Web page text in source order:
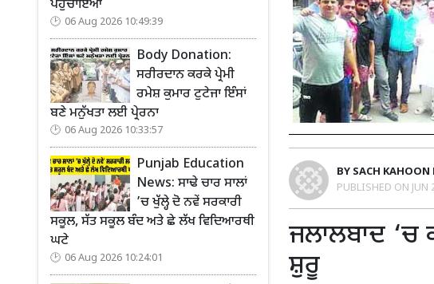
ਪਹੁੰਚਾਇਆ
06 Aug 2026 10:49:39
Body Donation:
ਸਰੀਰਦਾਨ ਕਰਕੇ ਪ੍ਰੇਮੀ
ਰਮੇਸ਼ ਕੁਮਾਰ ਟੁਟੇਜਾ ਇੰਸਾਂ
ਬਣੇ ਮਨੁੱਖਤਾ ਲਈ ਪ੍ਰੇਰਨਾ
06 Aug 2026 10:33:57
Punjab Education
News: ਸਾਢੇ ਚਾਰ ਸਾਲਾਂ
’ਚ ਖੁੱਲ੍ਹੇ ਦੋ ਨਵੇਂ ਸਰਕਾਰੀ
ਸਕੂਲ, ਸੱਤ ਸਕੂਲ ਬੰਦ ਅਤੇ ਛੇ ਲੱਖ ਵਿਦਿਆਰਥੀ
ਘਟੇ
06 Aug 2026 10:24:01
BY SACH KAHOON
PUBLISHED ON JUN
ਜਲਾਲਬਾਦ ‘ਚ
ਸ਼ੁਰੂ